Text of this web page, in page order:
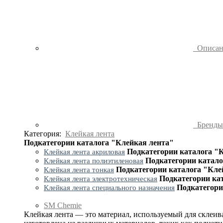
Бренды
Категория: Клейкая лента
Подкатегории каталога "Клейкая лента"
Клейкая лента акриловая Подкатегории каталога
Клейкая лента полиэтиленовая Подкатегории
Клейкая лента тонкая Подкатегории каталога
Клейкая лента электротехническая Подкатегории
Клейкая лента специального назначения
SM Chemie
Клейкая лента — это материал, используемый для